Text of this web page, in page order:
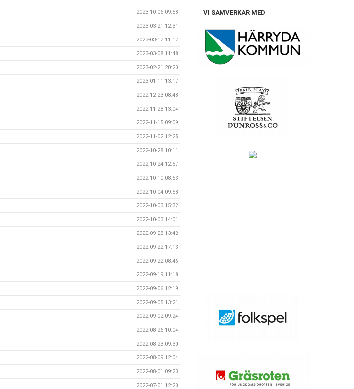
2023-10-06 09:58
2023-03-21 12:31
2023-03-17 11:17
2023-03-08 11:48
2023-02-21 20:20
2023-01-11 13:17
2022-12-23 08:48
2022-11-28 13:04
2022-11-15 09:09
2022-11-02 12:25
2022-10-28 10:11
2022-10-24 12:57
2022-10-10 08:53
2022-10-04 09:58
2022-10-03 15:32
2022-10-03 14:01
2022-09-28 13:42
2022-09-22 17:13
2022-09-22 08:46
2022-09-19 11:18
2022-09-06 12:19
2022-09-05 13:21
2022-09-02 09:24
2022-08-26 10:04
2022-08-23 09:30
2022-08-09 12:04
2022-08-01 09:23
2022-07-01 12:20
VI SAMVERKAR MED